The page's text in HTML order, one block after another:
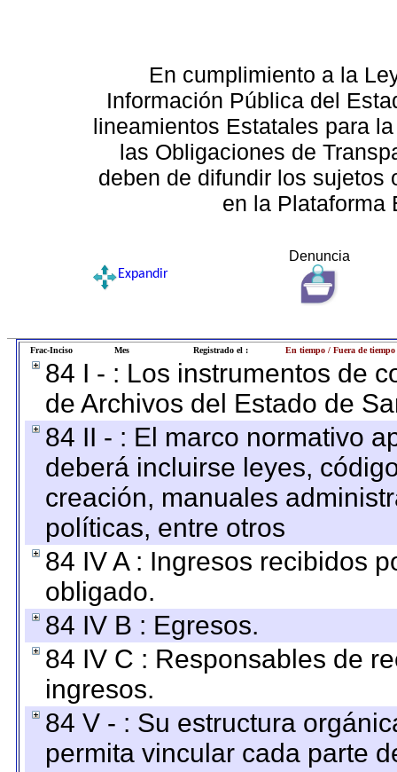
En cumplimiento a la
Información Pública del
lineamientos Estatales para
las Obligaciones de
deben de difundir los sujetos
en la Plataforma
Denuncia
Expandir
Frac-Inciso Mes Registrado el : En tiempo / Fuera de tiempo
84 I - : Los instrumentos de
de Archivos del Estado de
84 II - : El marco normativo
deberá incluirse leyes,
creación, manuales
políticas, entre otros
84 IV A : Ingresos recibidos
obligado.
84 IV B : Egresos.
84 IV C : Responsables de
ingresos.
84 V - : Su estructura
permita vincular cada parte